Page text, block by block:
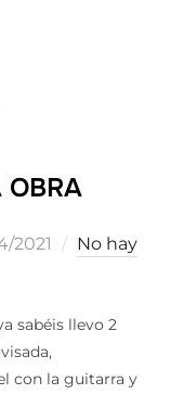
OBRA
2021
No hay
sabéis llevo 2
con la guitarra y